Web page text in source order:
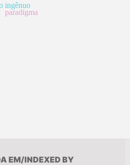
ingênuo
paradigma
EM/INDEXED BY